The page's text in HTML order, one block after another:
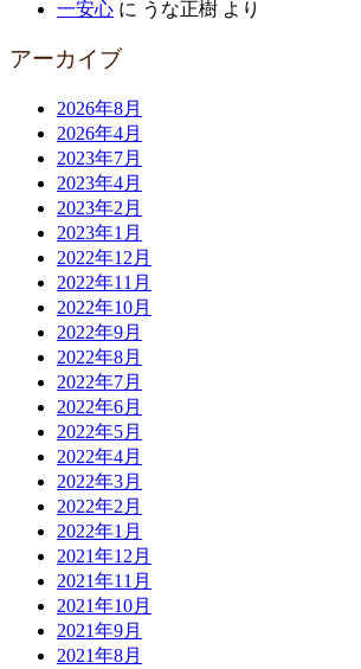
一安心 に うな正樹 より
アーカイブ
2026年8月
2026年4月
2023年7月
2023年4月
2023年2月
2023年1月
2022年12月
2022年11月
2022年10月
2022年9月
2022年8月
2022年7月
2022年6月
2022年5月
2022年4月
2022年3月
2022年2月
2022年1月
2021年12月
2021年11月
2021年10月
2021年9月
2021年8月